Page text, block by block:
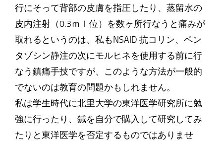
行にそって背部の皮膚を指圧したり、蒸留水の
皮内注射（0.3ｍｌ位）を数ヶ所行なうと痛みが
取れるというのは、私もNSAID 抗コリン、ペン
タゾシン静注の次にモルヒネを使用する前に行
なう鎮痛手技ですが、このような方法が一般的
でないのは教育の問題かもしれません。
私は学生時代に北里大学の東洋医学研究所に勉
強に行ったり、鍼を自分で購入して研究してみ
たりと東洋医学を否定するものではありませ